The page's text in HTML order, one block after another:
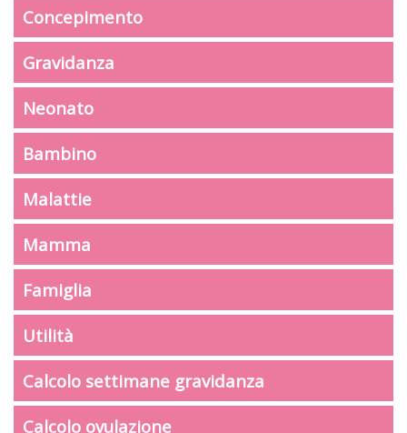
Concepimento
Gravidanza
Neonato
Bambino
Malattie
Mamma
Famiglia
Utilità
Calcolo settimane gravidanza
Calcolo ovulazione